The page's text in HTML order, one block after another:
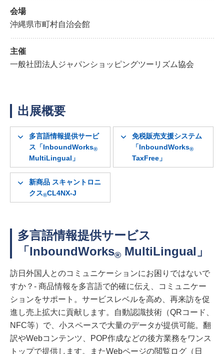
会場
沖縄県市町村自治会館
主催
一般社団法人ジャパンショッピングツーリズム協会
出展概要
多言語情報提供サービ
ス「InboundWorks®
MultiLingual」
免税販売支援システム
「InboundWorks®
TaxFree」
新商品 スキャントロニ
クス®CL4NX-J
多言語情報提供サービス
「InboundWorks® MultiLingual」
訪日外国人とのコミュニケーションにお困りではないで
すか？- 商品情報を多言語で的確に伝え、コミュニケー
ションをサポート。サービスレベルを高め、再来訪を促
進し売上拡大に貢献します。自動認識技術（QRコード、
NFC等）で、小スペースで大量のデータが提供可能。翻
訳やWebコンテンツ、POP作成などの後方業務をワンス
トップで提供します。またWebページの閲覧ログ（日